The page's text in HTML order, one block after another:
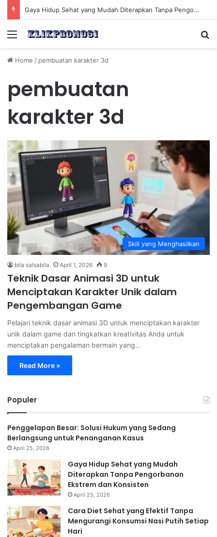
Gaya Hidup Sehat yang Mudah Diterapkan Tanpa Pengorbanan Ekstrem dan Konsisten
Menu
Home / pembuatan karakter 3d
pembuatan
karakter 3d
Skill yang Menghasilkan
bila salsabila April 1, 2026 9
Teknik Dasar Animasi 3D untuk
Menciptakan Karakter Unik dalam
Pengembangan Game
Pelajari teknik dasar animasi 3D untuk menciptakan karakter
unik dalam game dan tingkatkan kreativitas Anda untuk
menciptakan pengalaman bermain yang…
Read More »
Populer
Penggelapan Besar: Solusi Hukum yang Sedang
Berlangsung untuk Penanganan Kasus
April 25, 2026
Gaya Hidup Sehat yang Mudah
Diterapkan Tanpa Pengorbanan
Ekstrem dan Konsisten
April 25, 2026
Cara Diet Sehat yang Efektif Tanpa
Mengurangi Konsumsi Nasi Putih Setiap
Hari